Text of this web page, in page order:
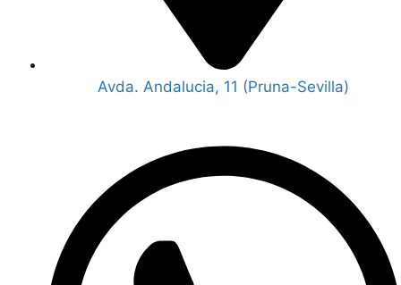
Avda. Andalucia, 11 (Pruna-Sevilla)